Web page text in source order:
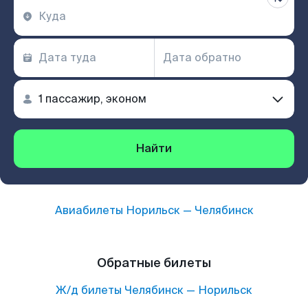
Найти
Авиабилеты Норильск— Челябинск
Обратные билеты
Ж/д билеты Челябинск — Норильск